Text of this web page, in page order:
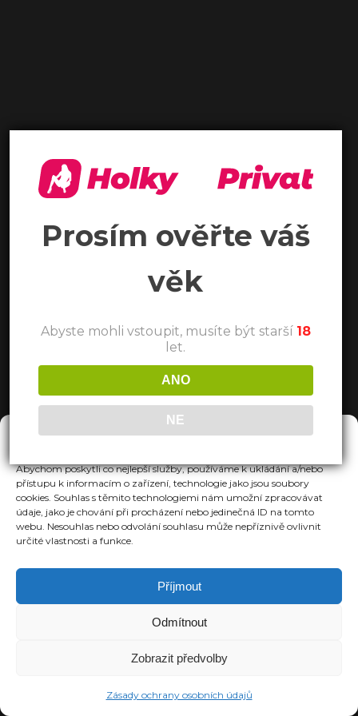
Spravovat Souhlas
Abychom poskytli co nejlepší služby, používáme k ukládání a/nebo
přístupu k informacím o zařízení, technologie jako jsou soubory
cookies. Souhlas s těmito technologiemi nám umožní zpracovávat
údaje, jako je chování při procházení nebo jedinečná ID na tomto
webu. Nesouhlas nebo odvolání souhlasu může nepříznivě ovlivnit
určité vlastnosti a funkce.
Příjmout
Odmítnout
Zobrazit předvolby
Zásady ochrany osobních údajů
Prosím ověřte váš
věk
Abyste mohli vstoupit, musíte být starší 18
let.
ANO
NE